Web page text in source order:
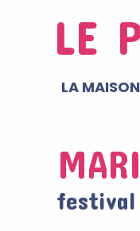
LE
LA MAISON
festival